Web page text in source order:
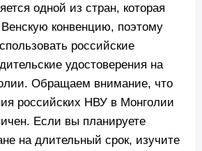
одной из стран, которая
конвенцию, поэтому
российские
удостоверения на
Обращаем внимание, что
российских НВУ в Монголии
Если вы планируете
на длительный срок, изучите